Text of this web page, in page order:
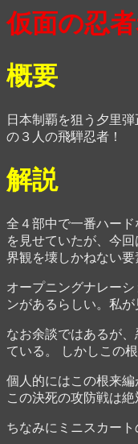
仮面の忍
概要
日本制覇を狙う夕里
の３人の飛騨忍者！
解説
全４部中で一番ハー
を見せていたが、今
界観を壊しかねない要
オープニングナレー
ンがあるらしい。私
なお余談ではあるが
ている。 しかしこの
個人的にはこの根来
この決死の攻防戦は絶
ちなみにミニスカー